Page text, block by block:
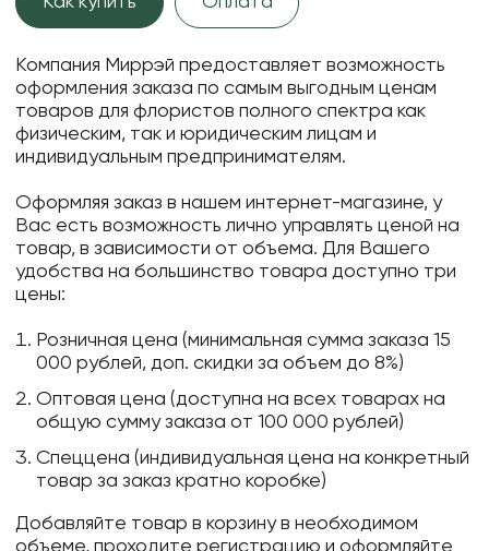
Компания Миррэй предоставляет возможность
оформления заказа по самым выгодным ценам
товаров для флористов полного спектра как
физическим, так и юридическим лицам и
индивидуальным предпринимателям.
Оформляя заказ в нашем интернет-магазине, у
Вас есть возможность лично управлять ценой на
товар, в зависимости от объема. Для Вашего
удобства на большинство товара доступно три
цены:
Розничная цена (минимальная сумма заказа 15
000 рублей, доп. скидки за объем до 8%)
Оптовая цена (доступна на всех товарах на
общую сумму заказа от 100 000 рублей)
Спеццена (индивидуальная цена на конкретный
товар за заказ кратно коробке)
Добавляйте товар в корзину в необходимом
объеме, проходите регистрацию и оформляйте